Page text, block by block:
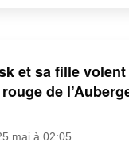
et sa fille
de
mai à 02:05